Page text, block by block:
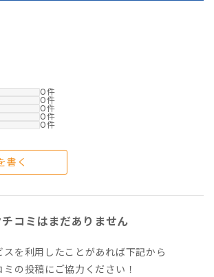
0
0
0
0
0
書く
チコミはまだありません
スを利用したことがあれば下記から
ミの投稿にご協力ください！